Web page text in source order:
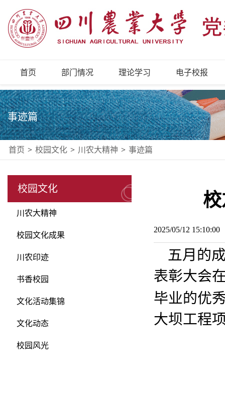
首页 部门情况 理论学习 电子校报
事迹篇
首页 > 校园文化 > 川农大精神 > 事迹篇
校园文化
川农大精神
校园文化成果
川农印迹
书香校园
文化活动集锦
文化动态
校园风光
2025/05/12
五月的
表彰大会
毕业的优
大坝工程